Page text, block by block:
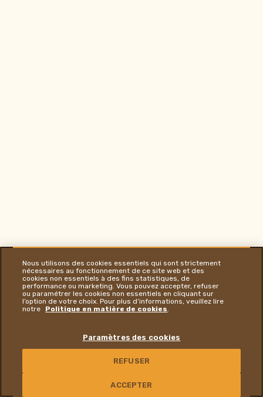
NOUS CONTACTER
Nous utilisons des cookies essentiels qui sont strictement
nécessaires au fonctionnement de ce site web et des
cookies non essentiels à des fins statistiques, de
performance ou marketing. Vous pouvez accepter, refuser
ou paramétrer les cookies non essentiels en cliquant sur
l’option de votre choix. Pour plus d’informations, veuillez lire
notre
Politique en matière de cookies.
Paramètres des cookies
REFUSER
ACCEPTER